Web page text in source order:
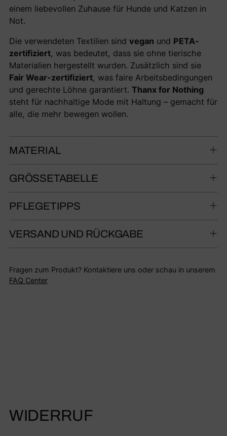
einem liebevollen Zuhause für Hunde und Katzen in
Not.
Die verwendeten Textilien sind vegan und PETA-
zertifiziert, was bedeutet, dass sie ohne tierische
Materialien hergestellt wurden. Zusätzlich sind sie
Fair Wear-zertifiziert, was faire Arbeitsbedingungen
und gerechte Löhne garantiert. Thanx for Nothing
steht für nachhaltige Mode mit Haltung – gemacht für
alle, die mehr bewegen wollen.
MATERIAL
GRÖSSETABELLE
PFLEGETIPPS
VERSAND UND RÜCKGABE
Fragen zum Produkt? Kontaktiere uns oder schau in unserem
FAQ Center
WIDERRUF